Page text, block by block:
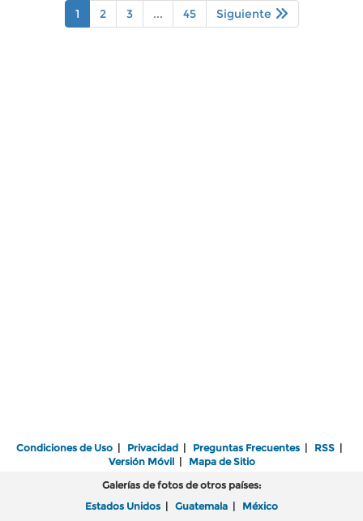
1 2 3 ... 45 Siguiente
Condiciones de Uso | Privacidad | Preguntas Frecuentes | RSS |
Versión Móvil| Mapa de Sitio
Galerías de fotos de otros países:
Estados Unidos | Guatemala | México